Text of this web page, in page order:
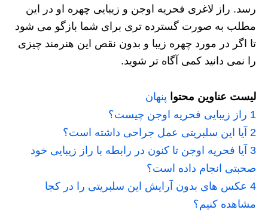
رسد. راز لاغری فحریه اوجن و زیبایی چهره او در این
مطلب به صورت گسترده تری برای شما بازگو می شود
تا اگر در مورد چهره زیبا و بدون نقص این هنرمند چیزی
را نمی دانید کمی آگاه تر شوید.
لیست عناوین محتوا پنهان
1 راز زیبایی فحریه اوجن چیست؟
2 آیا این سلبریتی عمل جراحی داشته است؟
3 آیا فحریه اوجن تا کنون در رابطه با راز زیبایی خود
صحبتی انجام داده است؟
4 عکس های بدون آرایش این سلبریتی را در کجا
مشاهده کنیم؟